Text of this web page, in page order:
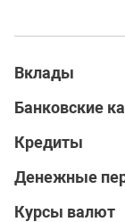
Вклады
Банковские
Кредиты
Денежные
Курсы валют